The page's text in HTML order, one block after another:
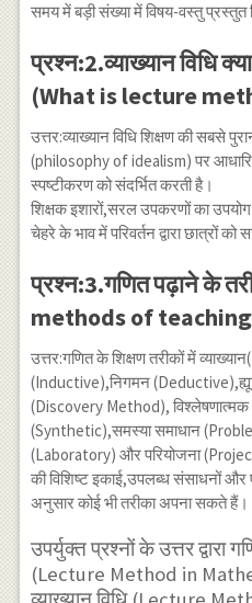
समय में बड़ी संख्या में विषय-वस्तु
प्रश्न:2.व्याख्यान विधि
(What is lecture
उत्तर:व्याख्यान विधि शिक्षण की सबसे
(philosophy of idealism) पर
स्पष्टीकरण को संदर्भित करती है।
शिक्षक इशारों,सरल उपकरणों का
चेहरे के भाव में परिवर्तन द्वारा छात्रों
प्रश्न:3.गणित पढ़ाने के
methods of
उत्तर:गणित के शिक्षण तरीकों में
(Inductive),निगमन
(Discovery Method),
(Synthetic),समस्या समाधान
(Laboratory) और परियोजना
की विशिष्ट इकाई,उपलब्ध संसाधनों और
अनुसार कोई भी तरीका अपना सकते हैं।
उपर्युक्त प्रश्नों के उत्तर द्वारा
(Lecture Method in